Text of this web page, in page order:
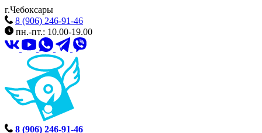
г.Чебоксары
8 (906) 246-91-46
пн.-пт.: 10.00-19.00
8 (906) 246-91-46